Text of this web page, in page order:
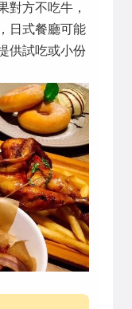
對方不吃牛，
日式餐廳可能
供試吃或小份